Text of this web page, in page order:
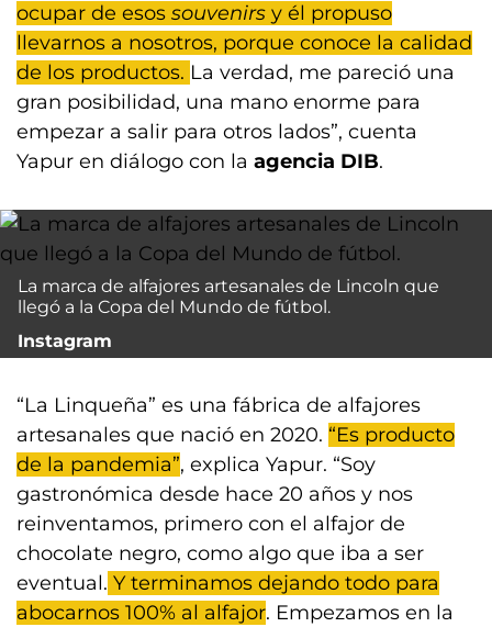
ocupar de esos souvenirs y él propuso
llevarnos a nosotros, porque conoce la calidad
de los productos. La verdad, me pareció una
gran posibilidad, una mano enorme para
empezar a salir para otros lados”, cuenta
Yapur en diálogo con la agencia DIB.
La marca de alfajores artesanales de Lincoln que
llegó a la Copa del Mundo de fútbol.
Instagram
“La Linqueña” es una fábrica de alfajores
artesanales que nació en 2020. “Es producto
de la pandemia”, explica Yapur. “Soy
gastronómica desde hace 20 años y nos
reinventamos, primero con el alfajor de
chocolate negro, como algo que iba a ser
eventual. Y terminamos dejando todo para
abocarnos 100% al alfajor. Empezamos en la